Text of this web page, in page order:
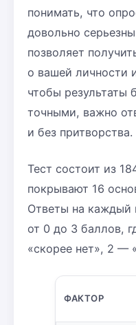
понимать, что
довольно
позволяет
о вашей личности
чтобы результаты
точными, важно
и без притворства.
Тест состоит из
покрывают 16
Ответы на каждый
от 0 до 3 баллов,
«скорее нет», 2 —
ФАКТОР